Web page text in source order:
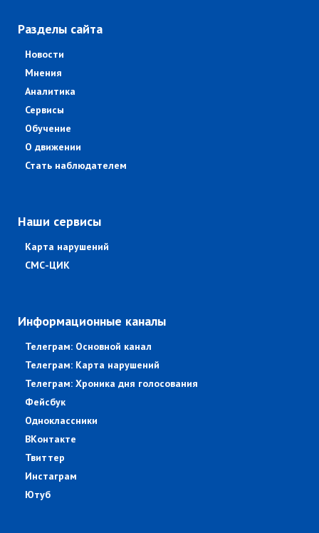
Разделы сайта
Новости
Мнения
Аналитика
Сервисы
Обучение
О движении
Стать наблюдателем
Наши сервисы
Карта нарушений
СМС-ЦИК
Информационные каналы
Телеграм: Основной канал
Телеграм: Карта нарушений
Телеграм: Хроника дня голосования
Фейсбук
Одноклассники
ВКонтакте
Твиттер
Инстаграм
Ютуб